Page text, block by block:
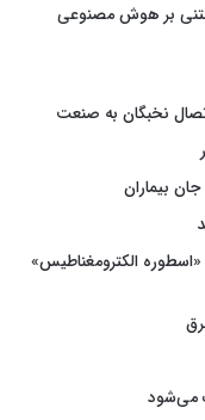
بر هوش مصنوعی
نخبگان به صنعت
بیماران
«اسطوره الکترومغناطیس»
می‌شود